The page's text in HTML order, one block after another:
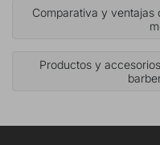
Comparativa y ventajas
Productos y